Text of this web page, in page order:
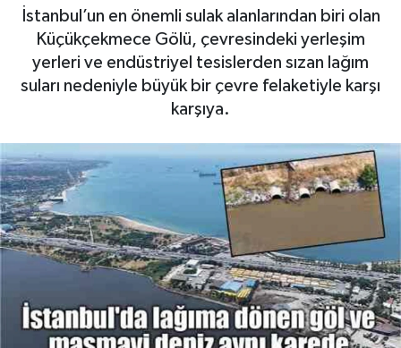
İstanbul’un en önemli sulak alanlarından biri olan
Küçükçekmece Gölü, çevresindeki yerleşim
yerleri ve endüstriyel tesislerden sızan lağım
suları nedeniyle büyük bir çevre felaketiyle karşı
karşıya.
Otovitrin
Asayiş
Gayrimenkul
Spor
Eğitim
Haber Arşivi